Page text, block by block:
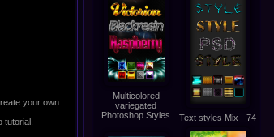
your own
tutorial.
Multicolored
variegated
Photoshop Styles
Text styles Mix - 74